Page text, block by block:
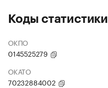
Коды статистики
ОКПО
0145525279
ОКАТО
70232884002